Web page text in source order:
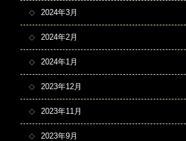
2024年3月
2024年2月
2024年1月
2023年12月
2023年11月
2023年9月